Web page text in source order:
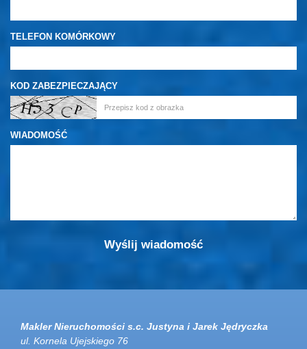
TELEFON KOMÓRKOWY
KOD ZABEZPIECZAJĄCY
WIADOMOŚĆ
Makler Nieruchomości s.c. Justyna i Jarek Jędryczka
ul. Kornela Ujejskiego 76